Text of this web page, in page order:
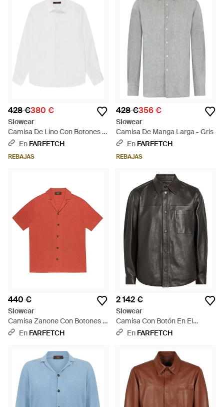
428 €380 €
Slowear
Camisa De Lino Con Botones -
Blanco
En FARFETCH
REBAJAS
428 €356 €
Slowear
Camisa De Manga Larga - Gris
En FARFETCH
REBAJAS
440 €
Slowear
Camisa Zanone Con Botones -
RojoEn FARFETCH
2 142 €
Slowear
Camisa Con Botón En El
Bolsillo - Gris
En FARFETCH